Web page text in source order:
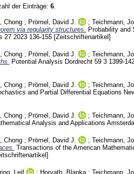
der Einträge: 6
Chong ; Prömel, David J. ; Teichmann,
via regularity structures.
Probability
27 2023 136-155 [Zeitschriftenartikel]
Chong ; Prömel, David J. ; Teichmann,
Potential Analysis Dordrecht 59 3 1399-
Chong ; Prömel, David J. ; Teichmann,
and Partial Differential Equations
Chong ; Prömel, David J. ; Teichmann,
Analysis and Applications
Chong ; Prömel, David J. ; Teichmann,
Transactions of the American
Leif ; Horvath, Blanka ; Teichmann,